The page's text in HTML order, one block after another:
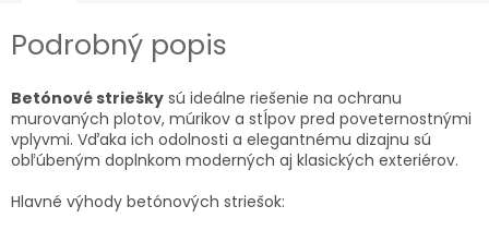
Podrobný popis
Betónové striešky sú ideálne riešenie na ochranu
murovaných plotov, múrikov a stĺpov pred poveternostnými
vplyvmi. Vďaka ich odolnosti a elegantnému dizajnu sú
obľúbeným doplnkom moderných aj klasických exteriérov.
Hlavné výhody betónových striešok: